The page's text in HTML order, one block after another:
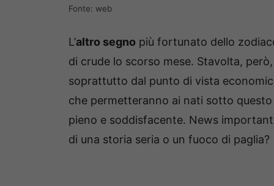
Fonte: web
L’altro segno più fortunato dello
di crude lo scorso mese. Stavolta,
soprattutto dal punto di vista
che permetteranno ai nati sotto
pieno e soddisfacente. News
di una storia seria o un fuoco di paglia?